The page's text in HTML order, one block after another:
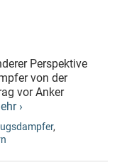
Perspektive
von der
vor Anker
›
,